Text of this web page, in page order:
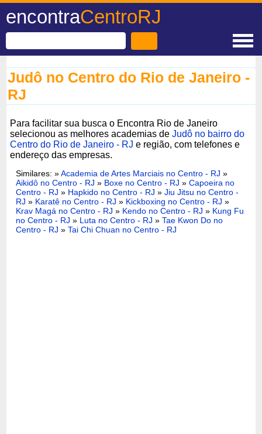
encontraCentroRJ
Judô no Centro do Rio de Janeiro -
RJ
Para facilitar sua busca o Encontra Rio de Janeiro
selecionou as melhores academias deJudô no bairro do
Centro do Rio de Janeiro - RJ e região, com telefones e
endereço das empresas.
Similares: »Academia de Artes Marciais no Centro - RJ »
Aikidô no Centro - RJ » Boxe no Centro - RJ »Capoeira no
Centro - RJ » Hapkido no Centro - RJ »Jiu Jitsu no Centro -
RJ » Karatê no Centro - RJ » Kickboxing no Centro - RJ »
Krav Magá no Centro - RJ » Kendo no Centro - RJ » Kung Fu
no Centro - RJ » Luta no Centro - RJ »Tae Kwon Do no
Centro - RJ »Tai Chi Chuan no Centro - RJ